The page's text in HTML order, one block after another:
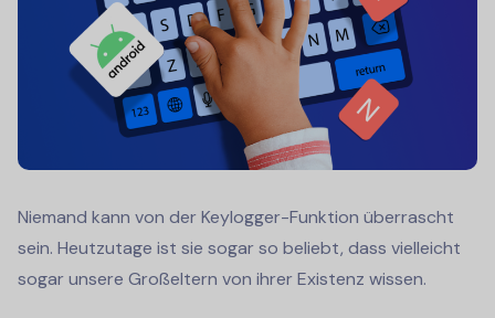
Niemand kann von der Keylogger-Funktion überrascht
sein. Heutzutage ist sie sogar so beliebt, dass vielleicht
sogar unsere Großeltern von ihrer Existenz wissen.